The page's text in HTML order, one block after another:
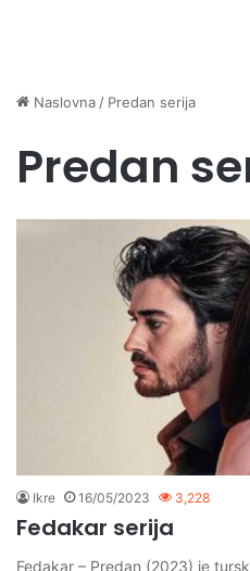
Naslovna / Predan serija
Predan
Ikre 16/05/2023 3,228
Fedakar serija
Fedakar – Predan (2023) je